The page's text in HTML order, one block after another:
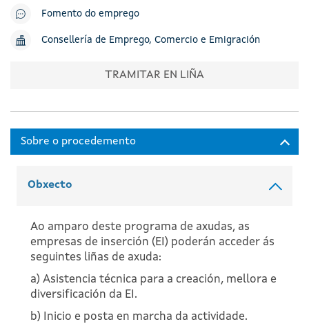
Fomento do emprego
Consellería de Emprego, Comercio e Emigración
TRAMITAR EN LIÑA
Obxecto
Ao amparo deste programa de axudas, as
empresas de inserción (EI) poderán acceder ás
seguintes liñas de axuda:
a) Asistencia técnica para a creación, mellora e
diversificación da EI.
b) Inicio e posta en marcha da actividade.